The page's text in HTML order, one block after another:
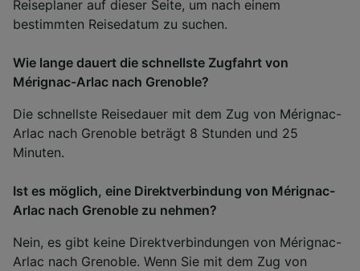
Reiseplaner auf dieser Seite, um nach einem
bestimmten Reisedatum zu suchen.
Wie lange dauert die schnellste Zugfahrt von
Mérignac-Arlac nach Grenoble?
Die schnellste Reisedauer mit dem Zug von Mérignac-
Arlac nach Grenoble beträgt 8 Stunden und 25
Minuten.
Ist es möglich, eine Direktverbindung von Mérignac-
Arlac nach Grenoble zu nehmen?
Nein, es gibt keine Direktverbindungen von Mérignac-
Arlac nach Grenoble. Wenn Sie mit dem Zug von